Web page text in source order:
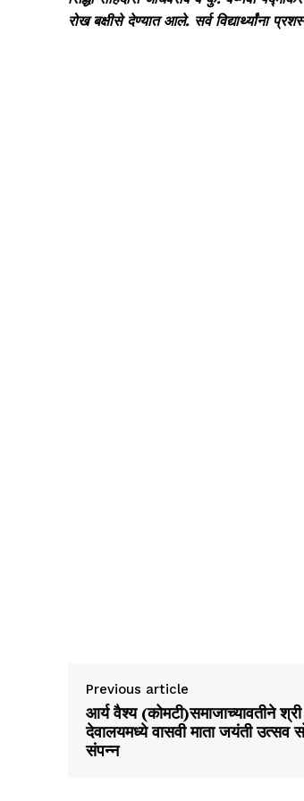
रोख बक्षीसे देण्यात आले. सर्व विद्यार्थ्यांना
Previous article
आर्य वैश्य (कोमटी)समाजाच्यावतीने
देवालयमध्ये वासवी माता जयंती उत्सव
संपन्न